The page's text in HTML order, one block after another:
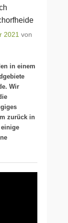
2021 von
in einem
Wir
zurück in